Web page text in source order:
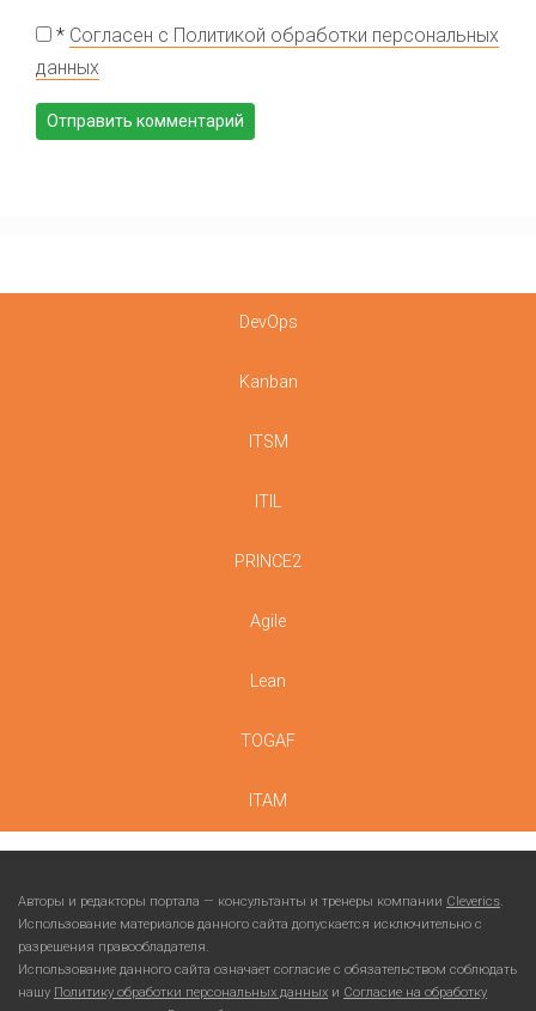
* Согласен с Политикой обработки персональных
данных
DevOps
Kanban
ITSM
ITIL
PRINCE2
Agile
Lean
TOGAF
ITAM
Авторы и редакторы портала — консультанты и тренеры компании Cleverics.
Использование материалов данного сайта допускается исключительно с
разрешения правообладателя.
Использование данного сайта означает согласие с обязательством соблюдать
нашу Политику обработки персональных данных и Согласие на обработку